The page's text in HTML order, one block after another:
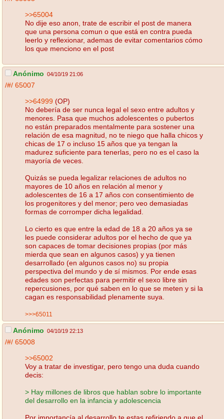
>>65004
No dije eso anon, trate de escribir el post de manera
que una persona comun o que está en contra pueda
leerlo y reflexionar, ademas de evitar comentarios cómo
los que menciono en el post
Anónimo 04/10/19 21:06
/#/ 65007
>>64999 (OP)
No debería de ser nunca legal el sexo entre adultos y
menores. Pasa que muchos adolescentes o pubertos
no están preparados mentalmente para sostener una
relación de esa magnitud, no te niego que halla chicos y
chicas de 17 o incluso 15 años que ya tengan la
madurez suficiente para tenerlas, pero no es el caso la
mayoría de veces.
Quizás se pueda legalizar relaciones de adultos no
mayores de 10 años en relación al menor y
adolescentes de 16 a 17 años con consentimiento de
los progenitores y del menor; pero veo demasiadas
formas de corromper dicha legalidad.
Lo cierto es que entre la edad de 18 a 20 años ya se
les puede considerar adultos por el hecho de que ya
son capaces de tomar decisiones propias (por más
mierda que sean en algunos casos) y ya tienen
desarrollado (en algunos casos no) su propia
perspectiva del mundo y de sí mismos. Por ende esas
edades son perfectas para permitir el sexo libre sin
repercusiones, por qué saben en lo que se meten y si la
cagan es responsabilidad plenamente suya.
>>>65011
Anónimo 04/10/19 22:13
/#/ 65008
>>65002
Voy a tratar de investigar, pero tengo una duda cuando
decis:
> Hay millones de libros que hablan sobre lo importante
del desarrollo en la infancia y adolescencia